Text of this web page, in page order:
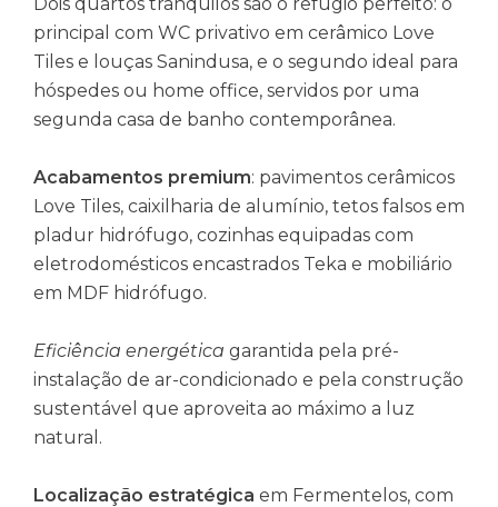
principal com WC privativo em cerâmico Love
Tiles e louças Sanindusa, e o segundo ideal para
hóspedes ou home office, servidos por uma
segunda casa de banho contemporânea.
Acabamentos premium: pavimentos cerâmicos
Love Tiles, caixilharia de alumínio, tetos falsos em
pladur hidrófugo, cozinhas equipadas com
eletrodomésticos encastrados Teka e mobiliário
em MDF hidrófugo.
Eficiência energética garantida pela pré-
instalação de ar-condicionado e pela construção
sustentável que aproveita ao máximo a luz
natural.
Localização estratégica em Fermentelos, com